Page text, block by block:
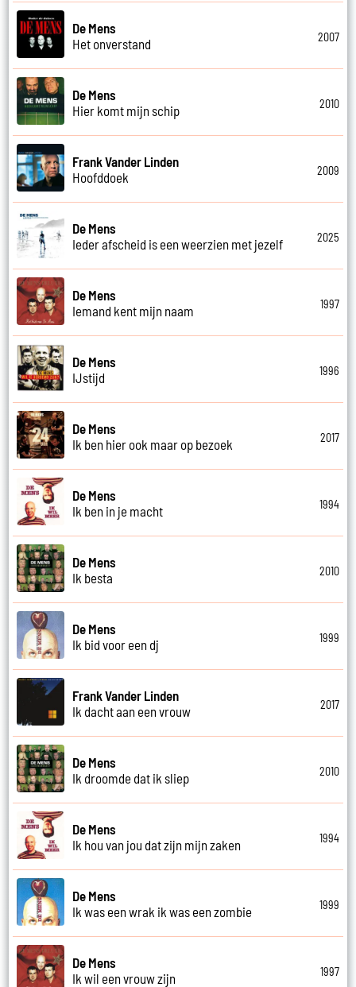
De Mens
Het onverstand
2007
De Mens
Hier komt mijn schip
2010
Frank Vander Linden
Hoofddoek
2009
De Mens
Ieder afscheid is een weerzien met jezelf
2025
De Mens
Iemand kent mijn naam
1997
De Mens
IJstijd
1996
De Mens
Ik ben hier ook maar op bezoek
2017
De Mens
Ik ben in je macht
1994
De Mens
Ik besta
2010
De Mens
Ik bid voor een dj
1999
Frank Vander Linden
Ik dacht aan een vrouw
2017
De Mens
Ik droomde dat ik sliep
2010
De Mens
Ik hou van jou dat zijn mijn zaken
1994
De Mens
Ik was een wrak ik was een zombie
1999
De Mens
Ik wil een vrouw zijn
1997